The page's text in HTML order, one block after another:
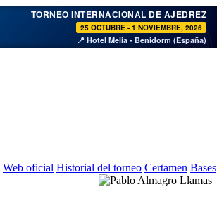
♞
TORNEO INTERNACIONAL DE AJEDREZ
25 OCTUBRE - 1 NOVIEMBRE, 2026
📍 Hotel Melia - Benidorm (España)
Web oficial Historial del torneo Certamen Bases